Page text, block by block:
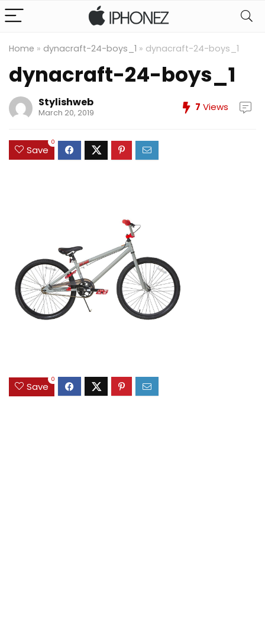
Home » dynacraft-24-boys_1 » dynacraft-24-boys_1
dynacraft-24-boys_1
Stylishweb
March 20, 2019 7 Views
Save
0
Save
0